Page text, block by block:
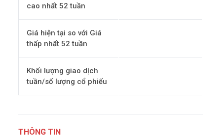
cao nhất 52 tuần
Giá hiện tại so với Giá
thấp nhất 52 tuần
Khối lượng giao dịch
tuần/số lượng cổ phiếu
THÔNG TIN